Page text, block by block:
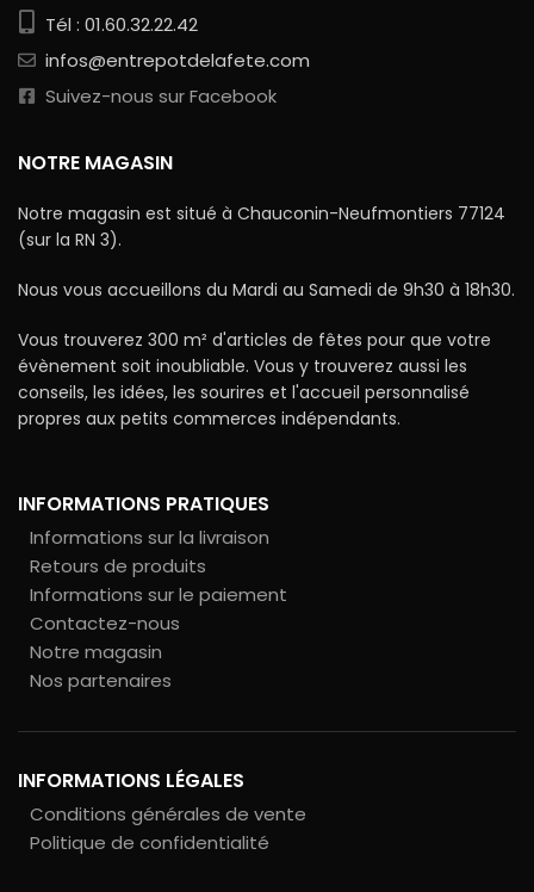
Tél : 01.60.32.22.42
infos@entrepotdelafete.com
Suivez-nous sur Facebook
NOTRE MAGASIN
Notre magasin est situé à Chauconin-Neufmontiers 77124
(sur la RN 3).
Nous vous accueillons du Mardi au Samedi de 9h30 à 18h30.
Vous trouverez 300 m² d'articles de fêtes pour que votre
évènement soit inoubliable. Vous y trouverez aussi les
conseils, les idées, les sourires et l'accueil personnalisé
propres aux petits commerces indépendants.
INFORMATIONS PRATIQUES
Informations sur la livraison
Retours de produits
Informations sur le paiement
Contactez-nous
Notre magasin
Nos partenaires
INFORMATIONS LÉGALES
Conditions générales de vente
Politique de confidentialité